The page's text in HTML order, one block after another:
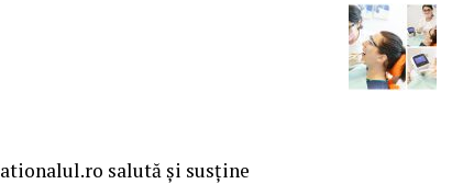
salută și susține